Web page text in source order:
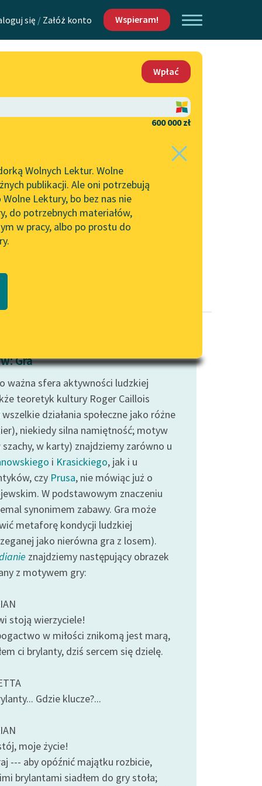
się / Załóż konto Wspieram!
Lektur
PDF
Kontakt
O projekcie
Zasady wykorzystania
Wolnych Lektur
Logotypy
Materiały promocyjne
wrażliwych
Deklaracja dostępności
Wpłać
600 000 zł
Wolnych Lektur. Wolne
publikacji. Ale oni potrzebują
Lektury, bo bez nas nie
do potrzebnych materiałów,
w pracy, albo po prostu do
Gra
ważna sfera aktywności ludzkiej
teoretyk kultury Roger Caillois
wszelkie działania społeczne jako różne
niekiedy silna namiętność; motyw
szachy, w karty) znajdziemy zarówno u
i Krasickiego, jak i u
czy Prusa, nie mówiąc już o
W podstawowym znaczeniu
synonimem zabawy. Gra może
metaforę kondycji ludzkiej
jako nierówna gra z losem).
znajdziemy następujący obrazek
z motywem gry:
stoją wierzyciele!
w miłości znikomą jest marą,
ci brylanty, dziś sercem się dzielę.
Gdzie klucze?...
moje życie!
--- aby opóźnić majątku rozbicie,
brylantami siadłem do gry stoła;